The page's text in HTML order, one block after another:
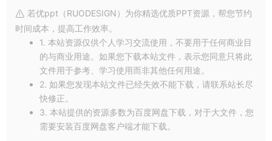
若优ppt（RUODESIGN）为你精选优质PPT资源，帮您节约
时间成本，提高工作效率。
1. 本站资源仅供个人学习交流使用，不要用于任何商业目
的与商业用途。如果您下载本站文件，表示您同意只将此
文件用于参考、学习使用而非其他任何用途。
2. 如果您发现本站文件已经失效不能下载，请联系站长尽
快修正。
3. 本站提供的资源多数为百度网盘下载，对于大文件，您
需要安装百度网盘客户端才能下载。